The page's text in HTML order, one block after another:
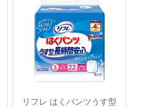
リフレ はくパンツうす型